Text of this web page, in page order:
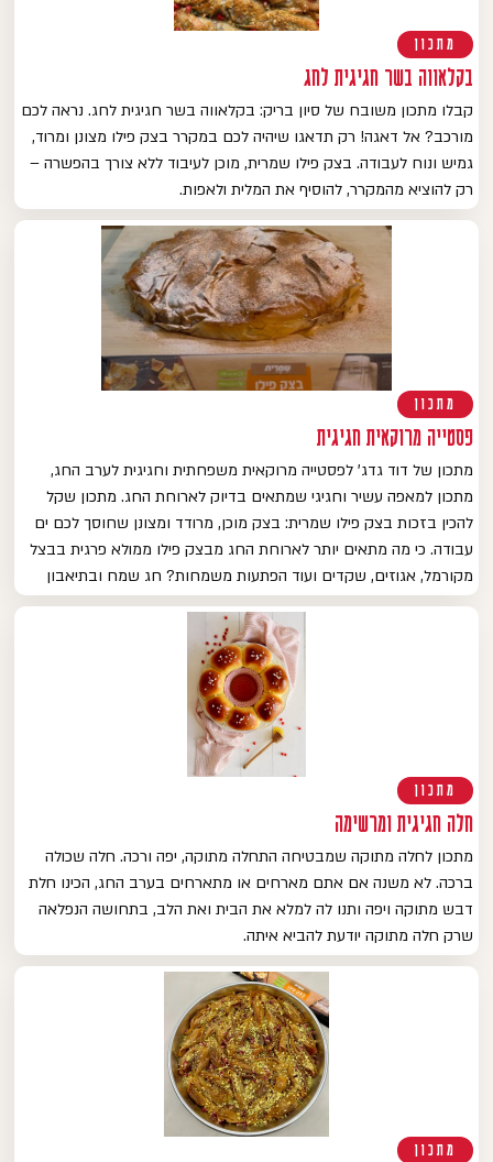
מתכון
בקלאווה בשר חגיגית לחג
קבלו מתכון משובח של סיון בריק: בקלאווה בשר חגיגית לחג. נראה לכם
מורכב? אל דאגה! רק תדאגו שיהיה לכם במקרר בצק פילו מצונן ומרוד,
גמיש ונוח לעבודה. בצק פילו שמרית, מוכן לעיבוד ללא צורך בהפשרה –
רק להוציא מהמקרר, להוסיף את המלית ולאפות.
מתכון
פסטייה מרוקאית חגיגית
מתכון של דוד גדג' לפסטייה מרוקאית משפחתית וחגיגית לערב החג,
מתכון למאפה עשיר וחגיגי שמתאים בדיוק לארוחת החג. מתכון שקל
להכין בזכות בצק פילו שמרית: בצק מוכן, מרודד ומצונן שחוסך לכם ים
עבודה. כי מה מתאים יותר לארוחת החג מבצק פילו ממולא פרגית בבצל
מקורמל, אגוזים, שקדים ועוד הפתעות משמחות? חג שמח ובתיאבון
מתכון
חלה חגיגית ומרשימה
מתכון לחלה מתוקה שמבטיחה התחלה מתוקה, יפה ורכה. חלה שכולה
ברכה. לא משנה אם אתם מארחים או מתארחים בערב החג, הכינו חלת
דבש מתוקה ויפה ותנו לה למלא את הבית ואת הלב, בתחושה הנפלאה
שרק חלה מתוקה יודעת להביא איתה.
מתכון